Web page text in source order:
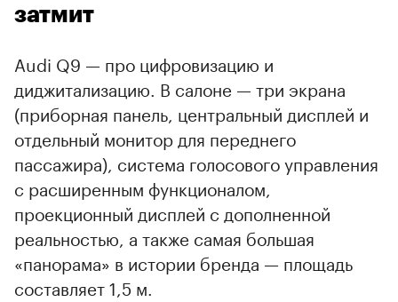
затмит
Audi Q9 — про цифровизацию и
диджитализацию. В салоне — три экрана
(приборная панель, центральный дисплей и
отдельный монитор для переднего
пассажира), система голосового управления
с расширенным функционалом,
проекционный дисплей с дополненной
реальностью, а также самая большая
«панорама» в истории бренда — площадь
составляет 1,5 м.